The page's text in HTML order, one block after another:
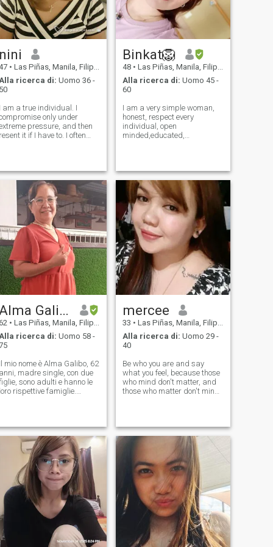
nini
• Las Piñas, Manila, Filippine
ricerca di: Uomo 36 -
50
I am a true individual. I
only under
pressure, and then
resent it if I have to. I often
More often, I am
simply too involved in my own
Binkat🦁
48 • Las Piñas, Manila, Filippine
Alla ricerca di: Uomo 45 -
60
I am a very simple woman,
honest, respect every
individual, open
minded,educated,
am very sweet and loves to
cuddle, caring, I respect and
value relationship, and desi
Alma Galibo
• Las Piñas, Manila, Filippine
ricerca di: Uomo 58 -
Il mio nome è Alma Galibo, 62
anni, madre single, con due
sono adulti e hanno le
loro rispettive famiglie.
Adoro viaggiare,
ballare,
cucinare, posso anche
cantare solo per te,
sdraiarmi sulla spiaggia, e
fare le faccende domestiche.
Non ti pentirai se scegli me,
sono affettuoso e
appassionato. Molto
ordinata a casa e pulita,
una ragazza semplice.
una cristiana credente
frequentatrice di chiesa,
mercee
33 • Las Piñas, Manila, Filippine
Alla ricerca di: Uomo 29 -
40
Be who you are and say
what you feel, because those
who mind don't matter, and
those who matter don't mind
partner to travel with all the
time. I have comp